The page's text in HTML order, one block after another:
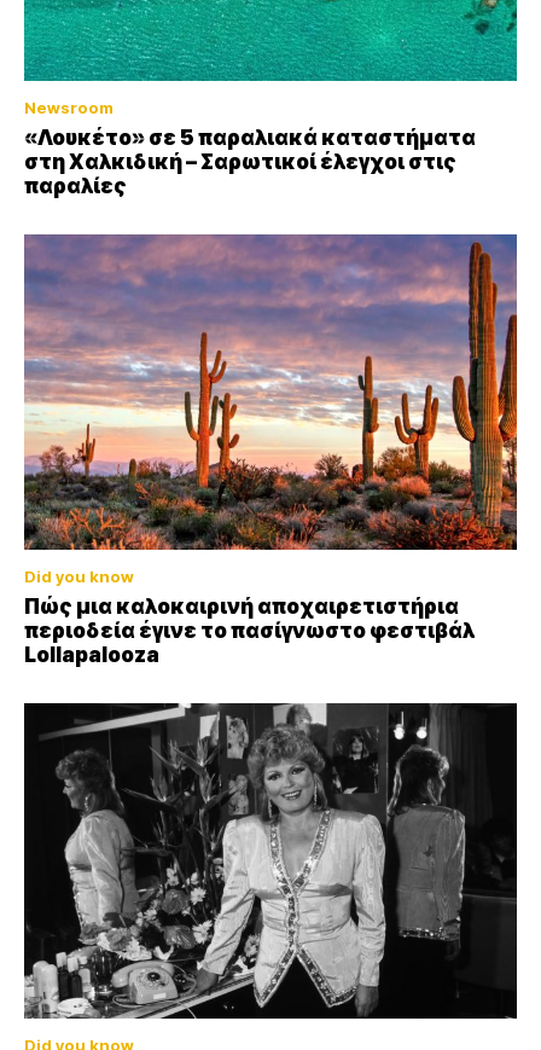
Newsroom
«Λουκέτο» σε 5 παραλιακά καταστήματα
στη Χαλκιδική – Σαρωτικοί έλεγχοι στις
παραλίες
Did you know
Πώς μια καλοκαιρινή αποχαιρετιστήρια
περιοδεία έγινε το πασίγνωστο φεστιβάλ
Lollapalooza
Did you know